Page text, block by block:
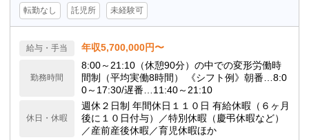
転勤なし 託児所 未経験可
給与・手当 年収5,700,000円〜
勤務時間
8:00～21:10（休憩90分）の中での変形労働時
間制（平均実働8時間） 《シフト例》朝番…8:0
0～17:30/遅番…11:40～21:10
休日・休暇
週休２日制 年間休日１１０日 有給休暇（６ヶ月
後に１０日付与）／特別休暇（慶弔休暇など）
／産前産後休暇／育児休暇ほか